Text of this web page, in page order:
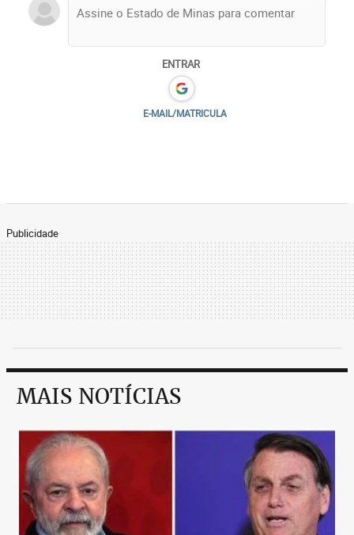
ENTRAR
E-MAIL/MATRICULA
Publicidade
MAIS NOTÍCIAS